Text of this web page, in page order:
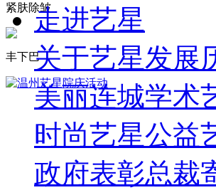
紧肤除皱
丰下巴
走进艺星
关于艺星发展
美丽连城学术
时尚艺星公益
政府表彰总裁